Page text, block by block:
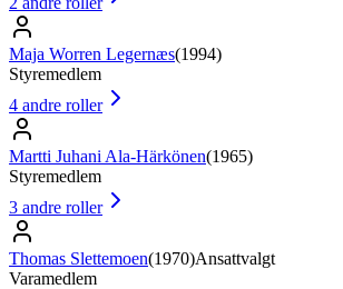
Maja Worren Legernæs(1994)
Styremedlem
4 andre roller
Martti Juhani Ala-Härkönen(1965)
Styremedlem
3 andre roller
Thomas Slettemoen(1970)Ansattvalgt
Varamedlem